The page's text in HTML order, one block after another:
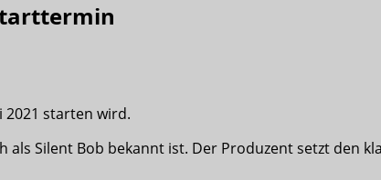
2021 starten wird.
Silent Bob bekannt ist. Der Produzent setzt den